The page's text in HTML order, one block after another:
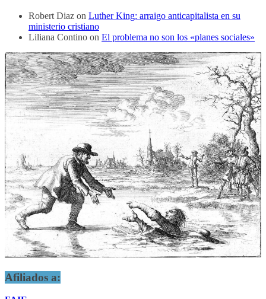
Robert Diaz on Luther King: arraigo anticapitalista en su
ministerio cristiano
Liliana Contino on El problema no son los «planes sociales»
Afiliados a: